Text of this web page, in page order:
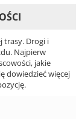
trasy. Drogi i
Najpierw
jakie
dowiedzieć więcej